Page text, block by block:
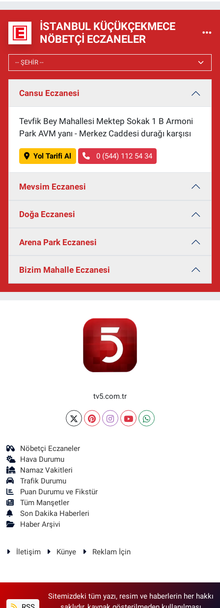
İSTANBUL KÜÇÜKÇEKMECE
NÖBETÇI ECZANELER
Cansu Eczanesi
Tevfik Bey Mahallesi Mektep Sokak 1 B Armoni
Park AVM yanı - Merkez Caddesi durağı karşısı
Yol Tarifi Al 0 (544) 112 54 34
Mevsim Eczanesi
Doğa Eczanesi
Arena Park Eczanesi
Bizim Mahalle Eczanesi
tv5.com.tr
Nöbetçi Eczaneler
Hava Durumu
Namaz Vakitleri
Trafik Durumu
Puan Durumu ve Fikstür
Tüm Manşetler
Son Dakika Haberleri
Haber Arşivi
İletişim Künye Reklam İçin
Sitemizdeki tüm yazı, resim ve haberlerin her hakkı